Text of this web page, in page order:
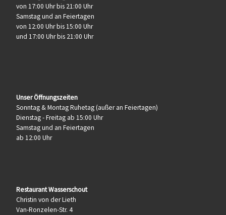
von 17:00 Uhr bis 21:00 Uhr
Samstag und an Feiertagen
von 12:00 Uhr bis 15:00 Uhr
und 17:00 Uhr bis 21:00 Uhr
Unser Öffnungszeiten
Sonntag & Montag Ruhetag (außer an Feiertagen)
Dienstag - Freitag ab 15:00 Uhr
Samstag und an Feiertagen
ab 12:00 Uhr
Restaurant Wasserschout
Christin von der Lieth
Van-Ronzelen-Str. 4